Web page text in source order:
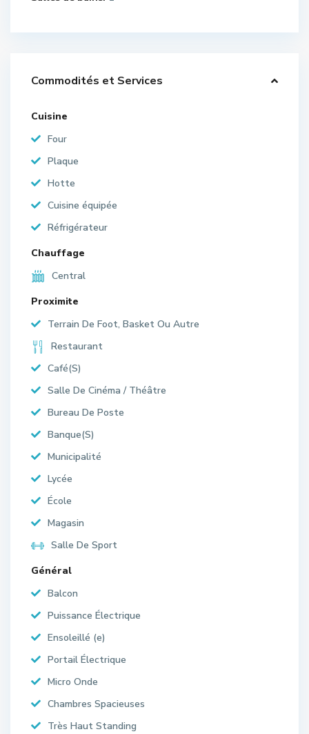
Commodités et Services
Cuisine
Four
Plaque
Hotte
Cuisine équipée
Réfrigérateur
Chauffage
Central
Proximite
Terrain De Foot, Basket Ou Autre
Restaurant
Café(S)
Salle De Cinéma / Théâtre
Bureau De Poste
Banque(S)
Municipalité
Lycée
École
Magasin
Salle De Sport
Général
Balcon
Puissance Électrique
Ensoleillé (e)
Portail Électrique
Micro Onde
Chambres Spacieuses
Très Haut Standing